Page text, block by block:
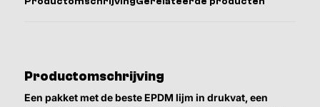
Productomschrijving
Een pakket met de beste EPDM lijm in drukvat, een